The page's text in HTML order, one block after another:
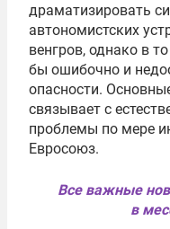
драматизировать
автономистских
венгров, однако в
бы ошибочно и
опасности.
связывает с
проблемы по мере
Евросоюз.
Все важные
в